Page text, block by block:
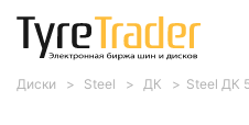
Диски Steel ДК Steel ДК